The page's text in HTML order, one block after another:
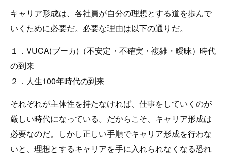
キャリア形成は、各社員が自分の理想とする道を歩んで
いくために必要だ。必要な理由は以下の通りだ。
１．VUCA(ブーカ)（不安定・不確実・複雑・曖昧）時代
の到来
２．人生100年時代の到来
それぞれが主体性を持たなければ、仕事をしていくのが
厳しい時代になっている。だからこそ、キャリア形成は
必要なのだ。しかし正しい手順でキャリア形成を行わな
いと、理想とするキャリアを手に入れられなくなる恐れ